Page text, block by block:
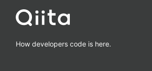
How developers code is here.